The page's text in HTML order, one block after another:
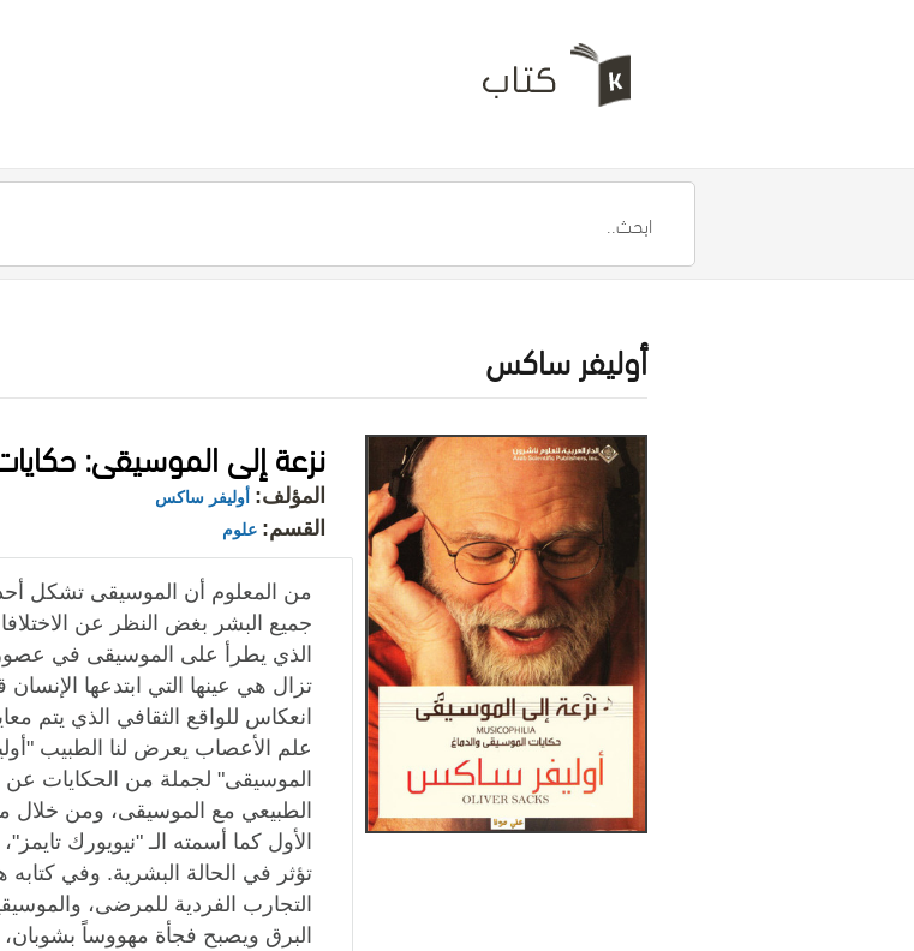
أوليفر ساكس
نزعة إلى الموسيقى:
المؤلف: أوليفر ساكس
القسم: علوم
من المعلوم أن الموسيقى تشكل أحد
جميع البشر بغض النظر عن
الذي يطرأ على الموسيقى في عصور
تزال هي عينها التي ابتدعها
انعكاس للواقع الثقافي الذي
علم الأعصاب يعرض لنا الطبيب
الموسيقى" لجملة من الحكايات عن
الطبيعي مع الموسيقى، ومن
الأول كما أسمته الـ "نيويورك
تؤثر في الحالة البشرية. وفي
التجارب الفردية للمرضى،
البرق ويصبح فجأة مهووساً